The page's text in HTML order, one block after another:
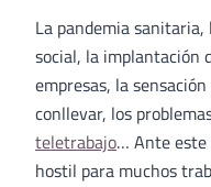
La pandemia
social, la implantación
empresas, la
conllevar, los
teletrabajo… Ante este
hostil para muchos